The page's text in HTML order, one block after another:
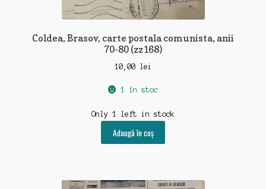
Coldea, Brasov, carte postala comunista, anii
70-80 (zz168)
10,00 lei
1 în stoc
Only 1 left in stock
Adaugă în coș